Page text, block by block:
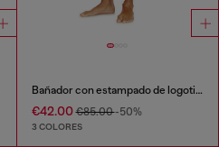
Bañador con estampado de logotipo por toda la prenda
€42.00€85.00-50%
3 COLORES